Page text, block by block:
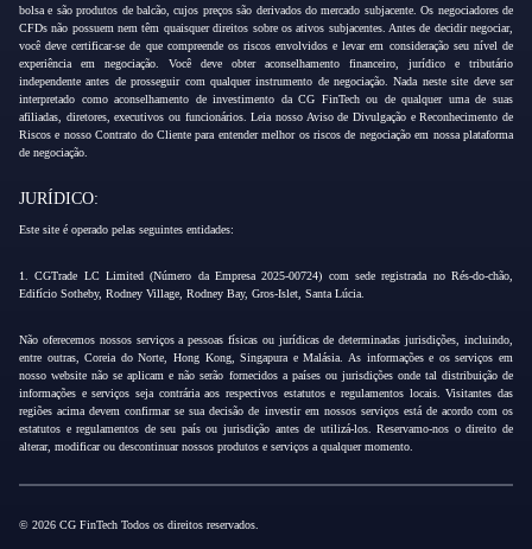
bolsa e são produtos de balcão, cujos preços são derivados do mercado subjacente. Os negociadores de
CFDs não possuem nem têm quaisquer direitos sobre os ativos subjacentes. Antes de decidir negociar,
você deve certificar-se de que compreende os riscos envolvidos e levar em consideração seu nível de
experiência em negociação. Você deve obter aconselhamento financeiro, jurídico e tributário
independente antes de prosseguir com qualquer instrumento de negociação. Nada neste site deve ser
interpretado como aconselhamento de investimento da CG FinTech ou de qualquer uma de suas
afiliadas, diretores, executivos ou funcionários. Leia nosso Aviso de Divulgação e Reconhecimento de
Riscos e nosso Contrato do Cliente para entender melhor os riscos de negociação em nossa plataforma
de negociação.
JURÍDICO:
Este site é operado pelas seguintes entidades:
1. CGTrade LC Limited (Número da Empresa 2025-00724) com sede registrada no Rés-do-chão,
Edifício Sotheby, Rodney Village, Rodney Bay, Gros-Islet, Santa Lúcia.
Não oferecemos nossos serviços a pessoas físicas ou jurídicas de determinadas jurisdições, incluindo,
entre outras, Coreia do Norte, Hong Kong, Singapura e Malásia. As informações e os serviços em
nosso website não se aplicam e não serão fornecidos a países ou jurisdições onde tal distribuição de
informações e serviços seja contrária aos respectivos estatutos e regulamentos locais. Visitantes das
regiões acima devem confirmar se sua decisão de investir em nossos serviços está de acordo com os
estatutos e regulamentos de seu país ou jurisdição antes de utilizá-los. Reservamo-nos o direito de
alterar, modificar ou descontinuar nossos produtos e serviços a qualquer momento.
© 2026 CG FinTech Todos os direitos reservados.